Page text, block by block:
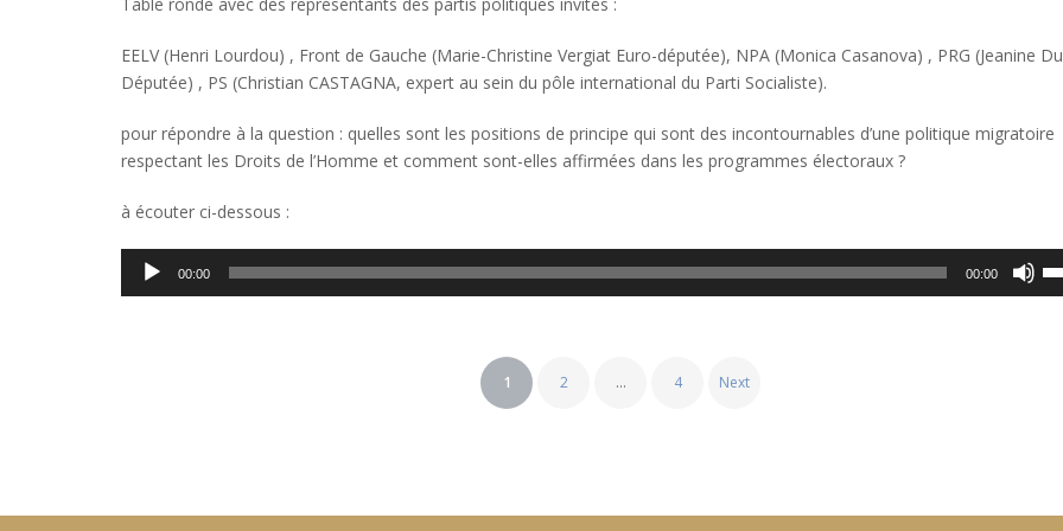
Table ronde avec des représentants des partis politiques invités :
EELV (Henri Lourdou) , Front de Gauche (Marie-Christine Vergiat Euro-députée), NPA (Monica Casanova) , PRG (Jeanine
Députée) , PS (Christian CASTAGNA, expert au sein du pôle international du Parti Socialiste).
pour répondre à la question : quelles sont les positions de principe qui sont des incontournables d’une politique migratoire
respectant les Droits de l’Homme et comment sont-elles affirmées dans les programmes électoraux ?
à écouter ci-dessous :
Lecteur
00:00 00:00
1 2 … 4 Next